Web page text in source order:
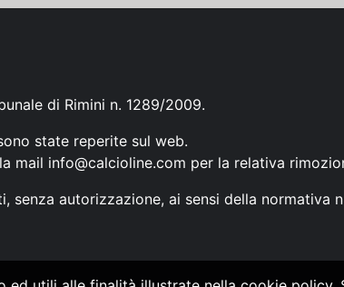
di Rimini n. 1289/2009.
state reperite sul web.
mail info@calcioline.com per la relativa
autorizzazione, ai sensi della normativa